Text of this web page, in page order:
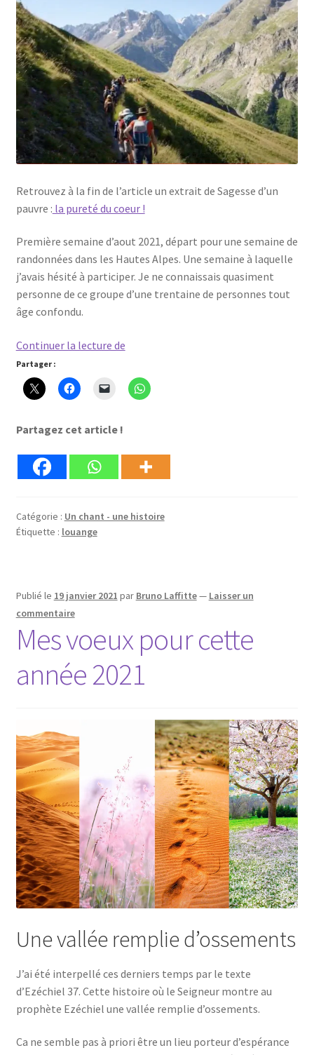
Retrouvez à la fin de l’article un extrait de Sagesse d’un
pauvre : la pureté du coeur !
Première semaine d’aout 2021, départ pour une semaine de
randonnées dans les Hautes Alpes. Une semaine à laquelle
j’avais hésité à participer. Je ne connaissais quasiment
personne de ce groupe d’une trentaine de personnes tout
âge confondu.
Continuer la lecture deLe
–
instrumental
Partager :
Partagez cet article !
Catégorie : Un chant - une histoire
Étiquette : louange
Publié le 19 janvier 2021 par Bruno Laffitte— Laisser un
commentaire
Mes voeux pour cette
année 2021
Une vallée remplie d’ossements
J’ai été interpellé ces derniers temps par le texte
d’Ezéchiel 37. Cette histoire où le Seigneur montre au
prophète Ezéchiel une vallée remplie d’ossements.
Ca ne semble pas à priori être un lieu porteur d’espérance